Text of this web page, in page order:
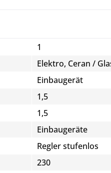
1
Elektro, Ceran /
Einbaugerät
1,5
1,5
Einbaugeräte
Regler stufenlos
230